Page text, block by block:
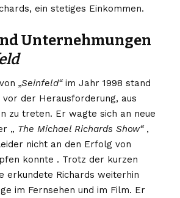
ein stetiges Einkommen.
Unternehmungen
„Seinfeld“im Jahr 1998 stand
vor der Herausforderung, aus
zu treten. Er wagte sich an neue
„ The Michael Richards Show“,
nicht an den Erfolg von
konnte . Trotz der kurzen
erkundete Richards weiterhin
im Fernsehen und im Film. Er